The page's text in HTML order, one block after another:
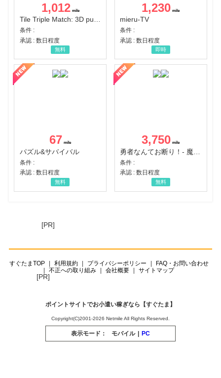
1,012
Tile Triple Match: 3D puzzle
条件 :
承認 : 数日程度
無料
1,230
mieru-TV
条件 :
承認 : 数日程度
即時
67
パズル&サバイバル
条件 :
承認 : 数日程度
無料
3,750
条件 :
承認 : 数日程度
無料
[PR]
すぐたまTOP 利用規約 プライバシーポリシー
FAQ・お問い合わせ
不正への取り組み
会社概要 サイトマップ
[PR]
ポイントサイトでお小遣い稼ぎなら【すぐたま】
Copyright(C)2001-2026 Netmile All Rights Reserved.
表示モード： モバイル | PC